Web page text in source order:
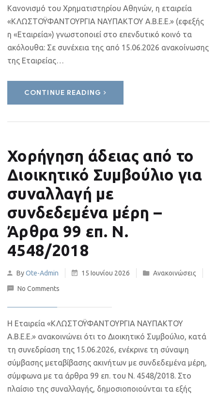
Κανονισμό του Χρηματιστηρίου Αθηνών, η εταιρεία
«ΚΛΩΣΤΟΫΦΑΝΤΟΥΡΓΙΑ ΝΑΥΠΑΚΤΟΥ Α.Β.Ε.Ε.» (εφεξής
η «Εταιρεία») γνωστοποιεί στο επενδυτικό κοινό τα
ακόλουθα: Σε συνέχεια της από 15.06.2026 ανακοίνωσης
της Εταιρείας…
CONTINUE READING
Χορήγηση άδειας από το
Διοικητικό Συμβούλιο για
συναλλαγή με
συνδεδεμένα μέρη –
Άρθρα 99 επ. Ν.
4548/2018
ByOte-Admin 15 Ιουνίου 2026
Ανακοινώσεις
No Comments
Η Εταιρεία «ΚΛΩΣΤΟΫΦΑΝΤΟΥΡΓΙΑ ΝΑΥΠΑΚΤΟΥ
Α.Β.Ε.Ε.» ανακοινώνει ότι το Διοικητικό Συμβούλιο, κατά
τη συνεδρίαση της 15.06.2026, ενέκρινε τη σύναψη
σύμβασης μεταβίβασης ακινήτων με συνδεδεμένα μέρη,
σύμφωνα με τα άρθρα 99 επ. του Ν. 4548/2018. Στο
πλαίσιο της συναλλαγής, δημοσιοποιούνται τα εξής